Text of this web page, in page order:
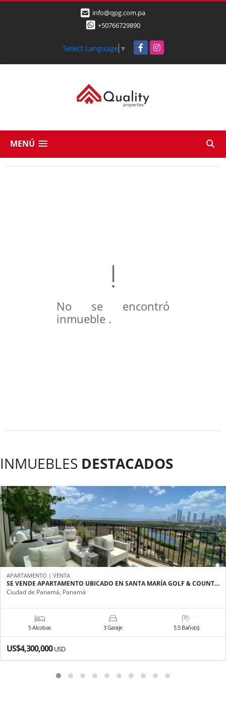
info@qpg.com.pa
+50766729890
Select Language ▼ FacebookInstagram
MENÚ
No se encontró
inmueble .
INMUEBLES DESTACADOS
APARTAMENTO | VENTA
SE VENDE APARTAMENTO UBICADO EN SANTA MARÍA GOLF & COUNT…
Ciudad de Panamá, Panamá
5 Alcobas 3 Garaje 5.5 Baño(s)
US$4,300,000USD